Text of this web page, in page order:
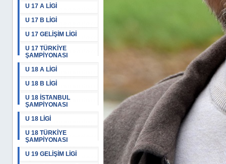
U 17 A LİGİ
U 17 B LİGİ
U 17 GELİŞİM LİGİ
U 17 TÜRKİYE
ŞAMPİYONASI
U 18 A LİGİ
U 18 B LİGİ
U 18 İSTANBUL
ŞAMPİYONASI
U 18 LİGİ
U 18 TÜRKİYE
ŞAMPİYONASI
U 19 GELİŞİM LİGİ